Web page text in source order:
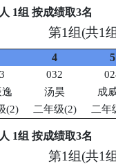
1组 按成绩取3名
第1组(共1
4 5
032
汤昊
成
(2) 二年级(2) 二年
1组 按成绩取3名
第1组(共1